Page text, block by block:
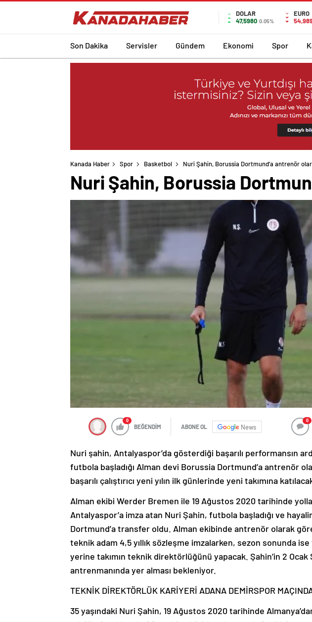
DOLAR
47,5980 0.05%
EURO
Son Dakika Servisler Gündem Ekonomi Spor
Kanada Haber Spor Basketbol Nuri Şahin, Borussia Dortmund’a antrenör
Nuri Şahin, Borussia
0
BEĞENDİM ABONE OL News
0
Nuri şahin, Antalyaspor’da gösterdiği başarılı performansın
futbola başladığı Alman devi Borussia Dortmund’a antrenör
başarılı çalıştırıcı yeni yılın ilk günlerinde yeni takımına
Alman ekibi Werder Bremen ile 19 Ağustos 2020 tarihinde
Antalyaspor’a imza atan Nuri Şahin, futbola başladığı ve
Dortmund’a transfer oldu. Alman ekibinde antrenör olarak
teknik adam 4,5 yıllık sözleşme imzalarken, sezon sonunda
yerine takımın teknik direktörlüğünü yapacak. Şahin’in 2
antrenmanında yer alması bekleniyor.
TEKNİK DİREKTÖRLÜK KARİYERİ ADANA DEMİRSPOR
35 yaşındaki Nuri Şahin, 19 Ağustos 2020 tarihinde